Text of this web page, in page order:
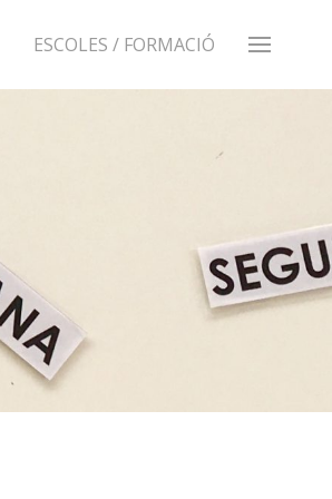
ESCOLES / FORMACIÓ